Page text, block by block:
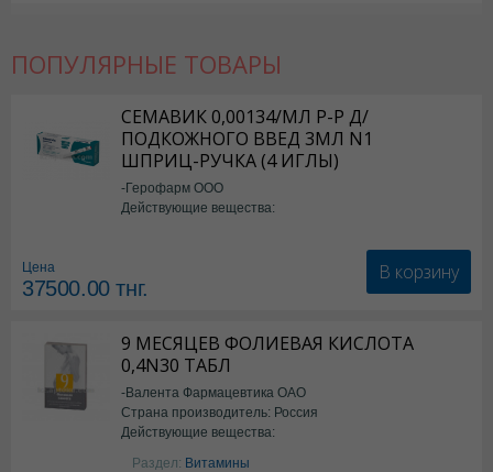
ПОПУЛЯРНЫЕ ТОВАРЫ
СЕМАВИК 0,00134/МЛ Р-Р Д/
ПОДКОЖНОГО ВВЕД 3МЛ N1
ШПРИЦ-РУЧКА (4 ИГЛЫ)
-Герофарм ООО
Действующие вещества:
Цена
37500.00тнг.
В корзину
9 МЕСЯЦЕВ ФОЛИЕВАЯ КИСЛОТА
0,4N30 ТАБЛ
-Валента Фармацевтика ОАО
Страна производитель: Россия
Действующие вещества:
фолиевая кислота
Раздел: Витамины